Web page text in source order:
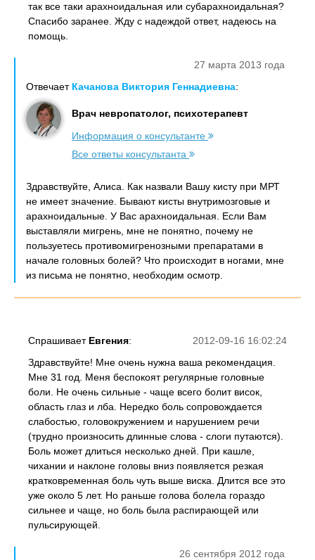
так все таки арахноидальная или субарахноидальная?
Спасибо заранее. Жду с надеждой ответ, надеюсь на
помощь.
27 марта 2013 года
Отвечает Качанова Виктория Геннадиевна:
Врач невропатолог, психотерапевт
Информация о консультанте
Все ответы консультанта
Здравствуйте, Алиса. Как назвали Вашу кисту при МРТ
не имеет значение. Бывают кисты внутримозговые и
арахноидальные. У Вас арахноидальная. Если Вам
выставляли мигрень, мне не понятно, почему не
пользуетесь противомигренозными препаратами в
начале головных болей? Что происходит в ногами, мне
из письма не понятно, необходим осмотр.
2012-09-16 16:02:24
Спрашивает Евгения:
Здравствуйте! Мне очень нужна ваша рекомендация.
Мне 31 год. Меня беспокоят регулярные головные
боли. Не очень сильные - чаще всего болит висок,
область глаз и лба. Нередко боль сопровождается
слабостью, головокружением и нарушением речи
(трудно произносить длинные слова - слоги путаются).
Боль может длиться несколько дней. При кашле,
чихании и наклоне головы вниз появляется резкая
кратковременная боль чуть выше виска. Длится все это
уже около 5 лет. Но раньше голова болела гораздо
сильнее и чаще, но боль была распирающей или
пульсирующей.
26 сентября 2012 года